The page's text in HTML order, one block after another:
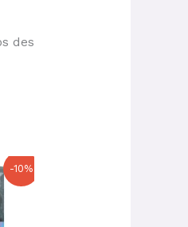
des
-10%